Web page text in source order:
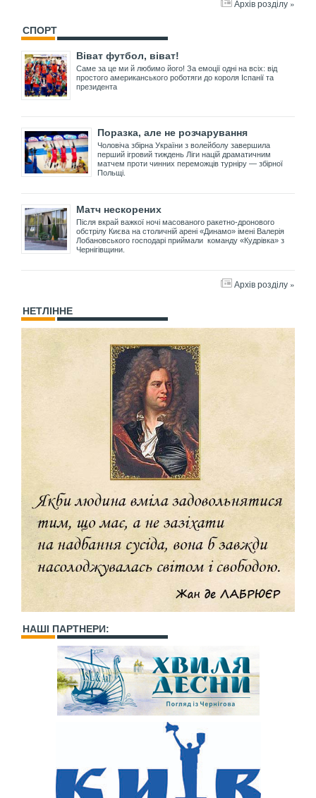
Архів розділу »
СПОРТ
Віват футбол, віват!
Саме за це ми й любимо його! За емоції одні на всіх: від
простого американського роботяги до короля Іспанії та
президента
Поразка, але не розчарування
Чоловіча збірна України з волейболу завершила
перший ігровий тиждень Ліги націй драматичним
матчем проти чинних переможців турніру — збірної
Польщі.
Матч нескорених
Після вкрай важкої ночі масованого ракетно-дронового
обстрілу Києва на столичній арені «Динамо» імені Валерія
Лобановського господарі приймали команду «Кудрівка» з
Чернігівщини.
Архів розділу »
НЕТЛІННЕ
НАШІ ПАРТНЕРИ: